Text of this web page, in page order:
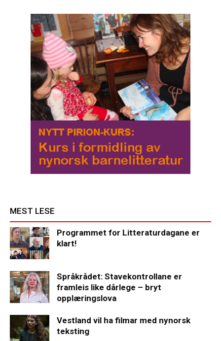
MEST LESE
Programmet for Litteraturdagane er
klart!
Språkrådet: Stavekontrollane er
framleis like dårlege – bryt
opplæringslova
Vestland vil ha filmar med nynorsk
teksting